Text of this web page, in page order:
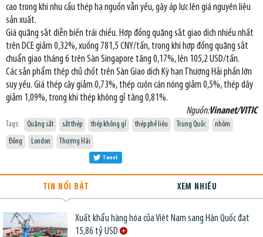
cao trong khi nhu cầu thép hạ nguồn vẫn yếu, gây áp lực lên giá nguyên liệu
sản xuất.
Giá quặng sắt diễn biến trái chiều. Hợp đồng quặng sắt giao dịch nhiều nhất
trên DCE giảm 0,32%, xuống 781,5 CNY/tấn, trong khi hợp đồng quặng sắt
chuẩn giao tháng 6 trên Sàn Singapore tăng 0,17%, lên 105,2 USD/tấn.
Các sản phẩm thép chủ chốt trên Sàn Giao dịch Kỳ hạn Thượng Hải phần lớn
suy yếu. Giá thép cây giảm 0,73%, thép cuộn cán nóng giảm 0,5%, thép dây
giảm 1,09%, trong khi thép không gỉ tăng 0,81%.
Nguồn:Vinanet/VITIC
Tags: Quặng sắt sắt thép thép không gỉ thép phế liệu Trung Quốc
nhôm
Đồng
London Thượng Hải
Tweet
TIN NỔI BẬT XEM NHIỀU
Xuất khẩu hàng hóa của Việt Nam sang Hàn Quốc đạt
15,86 tỷ USD